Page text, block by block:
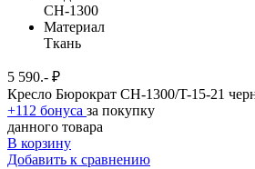
CH-1300
Материал
Ткань
5 590.- ₽
Кресло Бюрократ CH-1300/T-15-21
+112 бонуса за покупку
данного товара
В корзину
Добавить к сравнению